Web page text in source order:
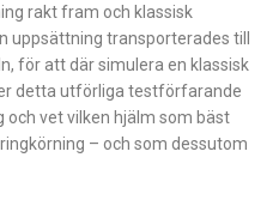
rakt fram och klassisk
uppsättning transporterades till
för att där simulera en klassisk
detta utförliga testförfarande
och vet vilken hjälm som bäst
– och som dessutom